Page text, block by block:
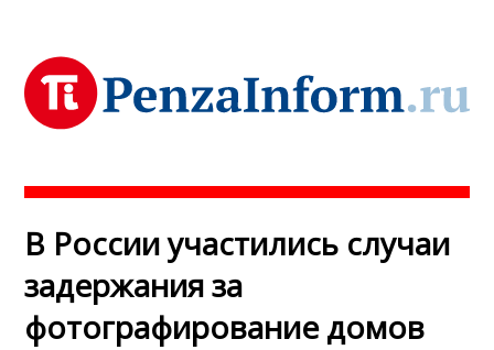
В России участились случаи
задержания за
фотографирование домов